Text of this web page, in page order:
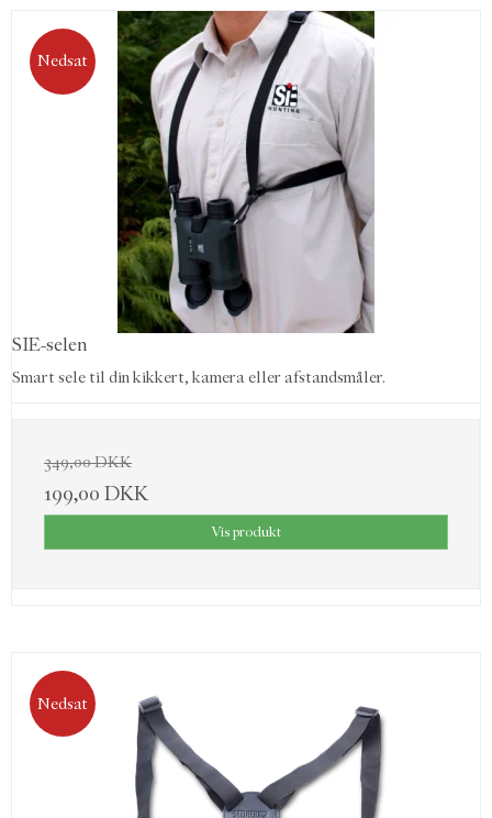
Nedsat
SIE-selen
Smart sele til din kikkert, kamera eller afstandsmåler.
349,00 DKK
199,00 DKK
Vis produkt
Nedsat